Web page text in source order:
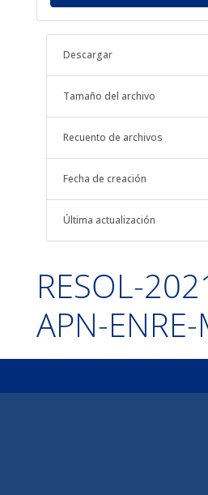
Descargar
Tamaño del archivo
Recuento de archivos
Fecha de creación
Última actualización
RESOL-
APN-ENRE-